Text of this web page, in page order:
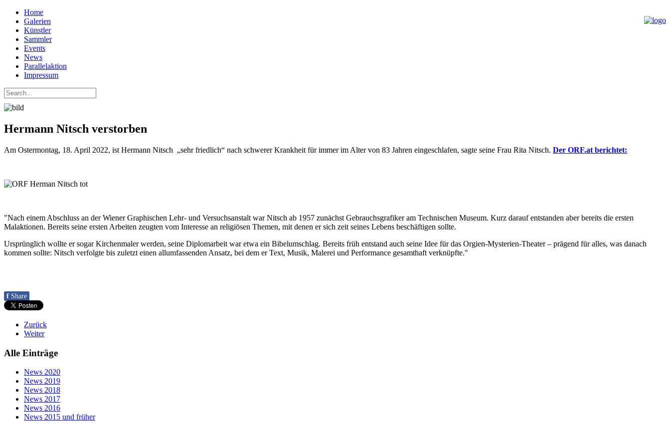
Home
Galerien
Künstler
Sammler
Events
News
Parallelaktion
Impressum
Hermann Nitsch verstorben
Am Ostermontag, 18. April 2022, ist Hermann Nitsch „sehr friedlich“ nach schwerer Krankheit für immer im Alter von 83 Jahren eingeschlafen, sagte seine Frau Rita Nitsch. Der ORF.at berichtet:
"Nach einem Abschluss an der Wiener Graphischen Lehr- und Versuchsanstalt war Nitsch ab 1957 zunächst Gebrauchsgrafiker am Technischen Museum. Kurz darauf entstanden aber bereits die ersten
Malaktionen. Bereits seine ersten Arbeiten zeugten vom Interesse an religiösen Themen, mit denen er sich zeit seines Lebens beschäftigen sollte.
Ursprünglich wollte er sogar Kirchenmaler werden, seine Diplomarbeit war etwa ein Bibelumschlag. Bereits früh entstand auch seine Idee für das Orgien-Mysterien-Theater – prägend für alles, was danach
kommen sollte: Nitsch verfolgte bis zuletzt einen allumfassenden Ansatz, bei dem er Text, Musik, Malerei und Performance gesamthaft verknüpfte."
f Share
Zurück
Weiter
Alle Einträge
News 2020
News 2019
News 2018
News 2017
News 2016
News 2015 und früher